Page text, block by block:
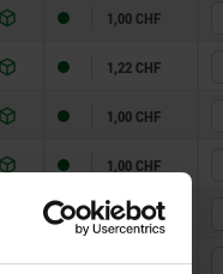
1,00 CHF
1,22 CHF
1,00 CHF
1,00 CHF
1,06 CHF
1,08 CHF